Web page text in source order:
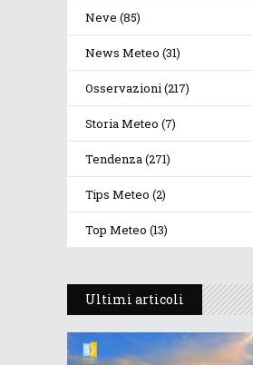
Neve (85)
News Meteo (31)
Osservazioni(217)
Storia Meteo (7)
Tendenza(271)
Tips Meteo (2)
Top Meteo (13)
Ultimi articoli